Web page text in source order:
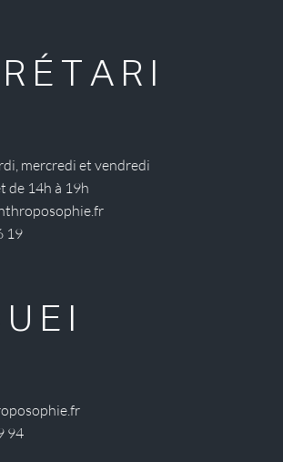
mercredi et vendredi
de 14h à 19h
19
94